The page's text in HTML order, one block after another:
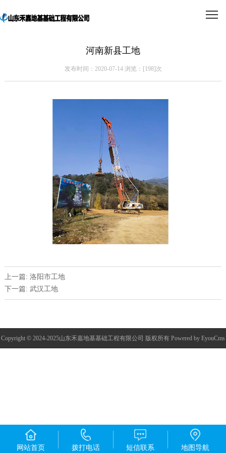
河南新县工地
发布时间：2020-07-14 浏览：[198]次
上一篇: 洛阳市工地
下一篇: 武汉工地
Copyright © 2024-2025山东禾嘉地基基础工程有限公司 版权所有 Powered by EyouCms
网站首页 拨打电话 短信联系 地图导航